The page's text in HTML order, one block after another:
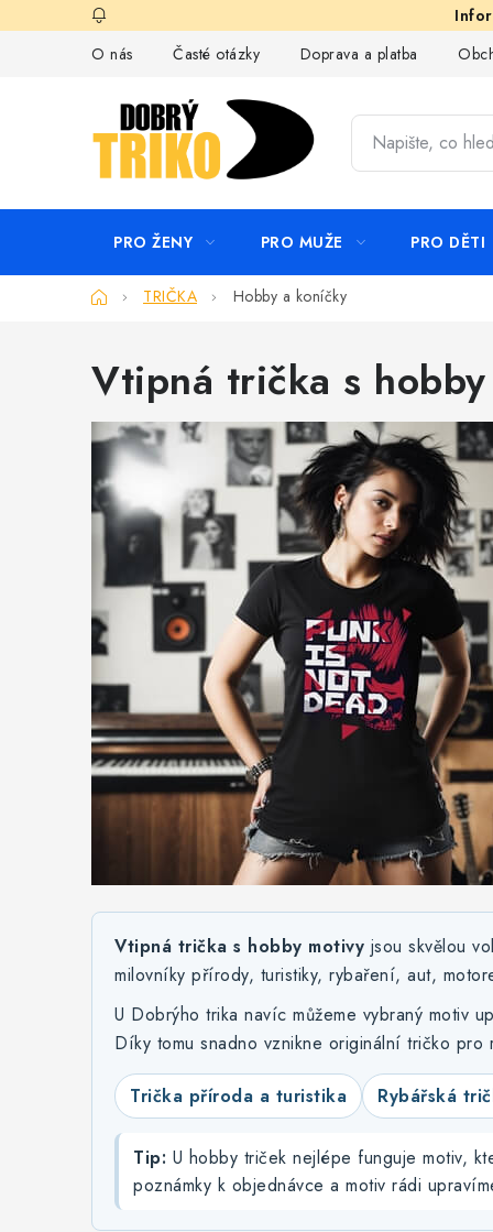
na
O nás
Časté otázky Doprava a platba
PRO ŽENY PRO MUŽE PRO DĚTI
DomůTRIČKA Hobby a koníčky
Vtipná trička s
Vtipná trička s hobby motivy jsou skvělou
milovníky přírody, turistiky, rybaření, aut,
U Dobrýho trika navíc můžeme vybraný motiv
Díky tomu snadno vznikne originální tričko
Trička příroda a turistika Rybářská
Tip: U hobby triček nejlépe funguje motiv,
poznámky k objednávce a motiv rádi